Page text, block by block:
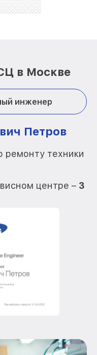
в Москве
инженер
Петров
ремонту техники
центре – 3